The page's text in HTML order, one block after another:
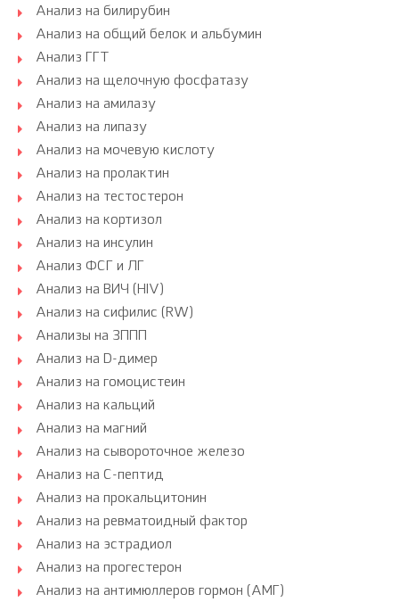
Анализ на билирубин
Анализ на общий белок и альбумин
Анализ ГГТ
Анализ на щелочную фосфатазу
Анализ на амилазу
Анализ на липазу
Анализ на мочевую кислоту
Анализ на пролактин
Анализ на тестостерон
Анализ на кортизол
Анализ на инсулин
Анализ ФСГ и ЛГ
Анализ на ВИЧ (HIV)
Анализ на сифилис (RW)
Анализы на ЗППП
Анализ на D-димер
Анализ на гомоцистеин
Анализ на кальций
Анализ на магний
Анализ на сывороточное железо
Анализ на С-пептид
Анализ на прокальцитонин
Анализ на ревматоидный фактор
Анализ на эстрадиол
Анализ на прогестерон
Анализ на антимюллеров гормон (АМГ)